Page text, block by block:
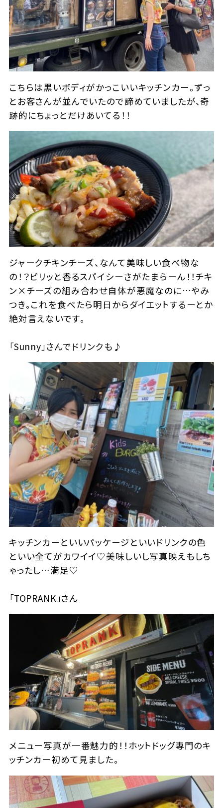
こちらは黒いボディがかっこいいキッチンカー。ずっ
とお客さんが並んでいたので諦めていましたが、奇
跡的にちょっとだけあいてる！！
ジャークチキンチーズ、なんて美味しい食べ物な
の！？ピリッと香るスパイシーさがたまらーん！！チキ
ン×チーズの組み合わせ自体が悪魔なのに…やみ
つき。これを食べたら明日からダイエットするーとか
絶対言えないです。
「Sunny」さんでドリンクも♪
キッチンカーといいパッケージといいドリンクの色
といい全てがカワイイ♡美味しいし写真映えもしち
ゃったし…満足♡
「TOPRANK」さん
メニュー写真が一番魅力的！！ホットドッグ専門のキ
ッチンカー初めて見ました。